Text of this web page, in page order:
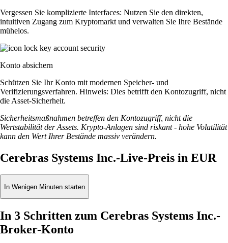
Vergessen Sie komplizierte Interfaces: Nutzen Sie den direkten,
intuitiven Zugang zum Kryptomarkt und verwalten Sie Ihre Bestände
mühelos.
Konto absichern
Schützen Sie Ihr Konto mit modernen Speicher- und
Verifizierungsverfahren. Hinweis: Dies betrifft den Kontozugriff, nicht
die Asset-Sicherheit.
Sicherheitsmaßnahmen betreffen den Kontozugriff, nicht die
Wertstabilität der Assets. Krypto-Anlagen sind riskant - hohe Volatilität
kann den Wert Ihrer Bestände massiv verändern.
Cerebras Systems Inc.-Live-Preis in EUR
In Wenigen Minuten starten
In 3 Schritten zum Cerebras Systems Inc.-
Broker-Konto